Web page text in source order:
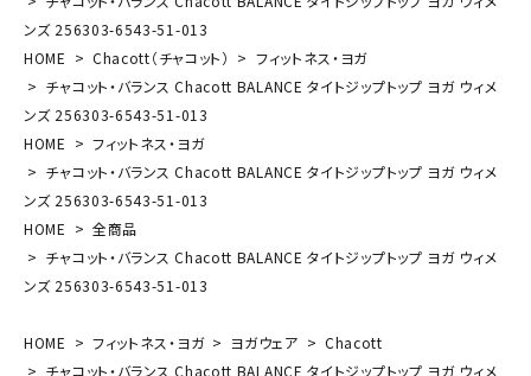
ンズ 256303-6543-51-013
HOME
Chacott（チャコット）
フィットネス・ヨガ
チャコット・バランス Chacott BALANCE タイトジップトップ ヨガ ウィメ
ンズ 256303-6543-51-013
HOME
フィットネス・ヨガ
チャコット・バランス Chacott BALANCE タイトジップトップ ヨガ ウィメ
ンズ 256303-6543-51-013
HOME
全商品
チャコット・バランス Chacott BALANCE タイトジップトップ ヨガ ウィメ
ンズ 256303-6543-51-013
HOME フィットネス・ヨガ ヨガウェア
Chacott
チャコット・バランス Chacott BALANCE タイトジップトップ ヨガ ウィメ